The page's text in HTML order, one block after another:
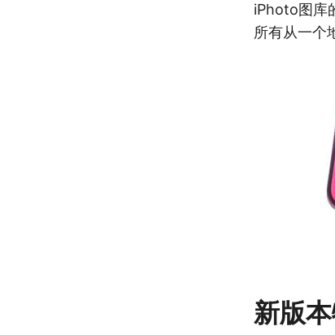
iPhoto图库
所有从一个
新版